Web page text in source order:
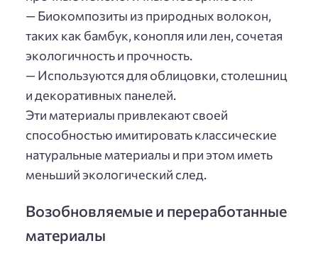
— Биокомпозиты из природных волокон,
таких как бамбук, конопля или лен, сочетая
экологичность и прочность.
— Используются для облицовки, столешниц
и декоративных панелей.
Эти материалы привлекают своей
способностью имитировать классические
натуральные материалы и при этом иметь
меньший экологический след.
Возобновляемые и переработанные
материалы